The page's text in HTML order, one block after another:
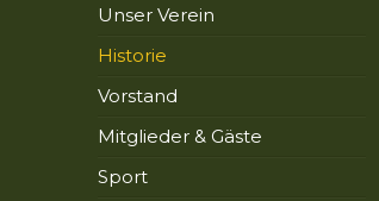
Unser Verein
Historie
Vorstand
Mitglieder & Gäste
Sport